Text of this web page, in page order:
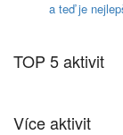
a teď je
TOP 5 aktivit
Více aktivit